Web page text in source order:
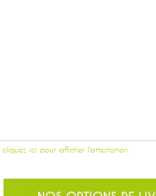
cliquez ici pour afficher l'attestation.